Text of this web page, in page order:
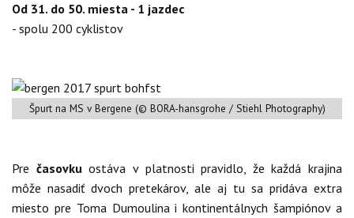
Od 31. do 50. miesta - 1 jazdec
- spolu 200 cyklistov
Špurt na MS v Bergene (© BORA-hansgrohe / Stiehl Photography)
Pre časovkuostáva v platnosti pravidlo, že každá krajina
môže nasadiť dvoch pretekárov, ale aj tu sa pridáva extra
miesto pre Toma Dumoulina i kontinentálnych šampiónov a